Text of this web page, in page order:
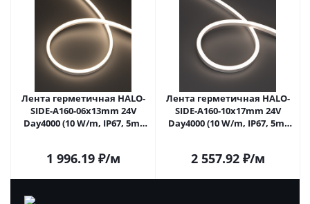
Лента герметичная HALO-
SIDE-A160-06x13mm 24V
Day4000 (10 W/m, IP67, 5m,
1 996.19₽/м
Лента герметичная HALO-
SIDE-A160-10x17mm 24V
Day4000 (10 W/m, IP67, 5m,
2 557.92₽/м